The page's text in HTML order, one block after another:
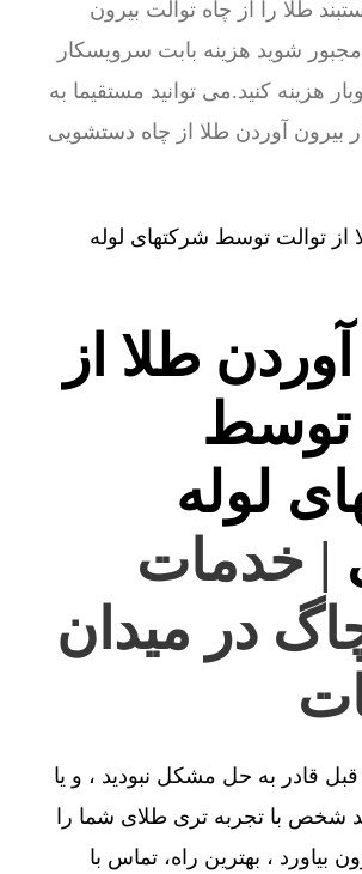
طلا را از چاه توالت بیرون
مجبور شوید هزینه بابت سرویسکار
هزینه کنید.می توانید مستقیما به
بیرون آوردن طلا از چاه دستشویی
از توالت توسط شرکتهای لوله
طلا از
توسط
لوله
| خدمات
در میدان
قادر به حل مشکل نبودید ، و یا
شخص با تجربه تری طلای شما را
بیاورد ، بهترین راه، تماس با